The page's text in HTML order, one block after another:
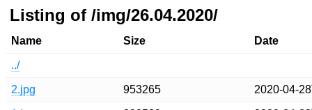
Listing of /img/26.04.2020/
Name Size Date
../
2.jpg 953265 2020-04-